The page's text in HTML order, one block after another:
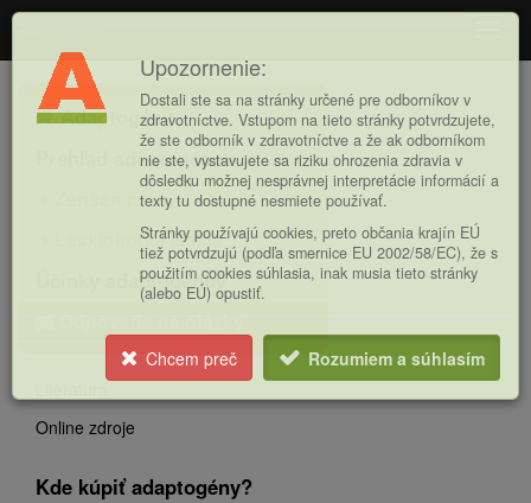
Adaptogény
Hlavná
ponukaAdaptogény
Prehľad adaptogénov
Ženšen pravý
Lesklokôrka lesklá
Účinky adaptogénov
Odpovede na otázky
Online zdroje
Kde kúpiť adaptogény?
Upozornenie:
Dostali ste sa na stránky určené pre odborníkov v
zdravotníctve. Vstupom na tieto stránky potvrdzujete,
že ste odborník v zdravotníctve a že ak odborníkom
nie ste, vystavujete sa riziku ohrozenia zdravia v
dôsledku možnej nesprávnej interpretácie informácií a
texty tu dostupné nesmiete používať.
Stránky používajú cookies, preto občania krajín EÚ
tiež potvrdzujú (podľa smernice EU 2002/58/EC), že s
použitím cookies súhlasia, inak musia tieto stránky
(alebo EÚ) opustiť.
Chcem preč Rozumiem a súhlasím